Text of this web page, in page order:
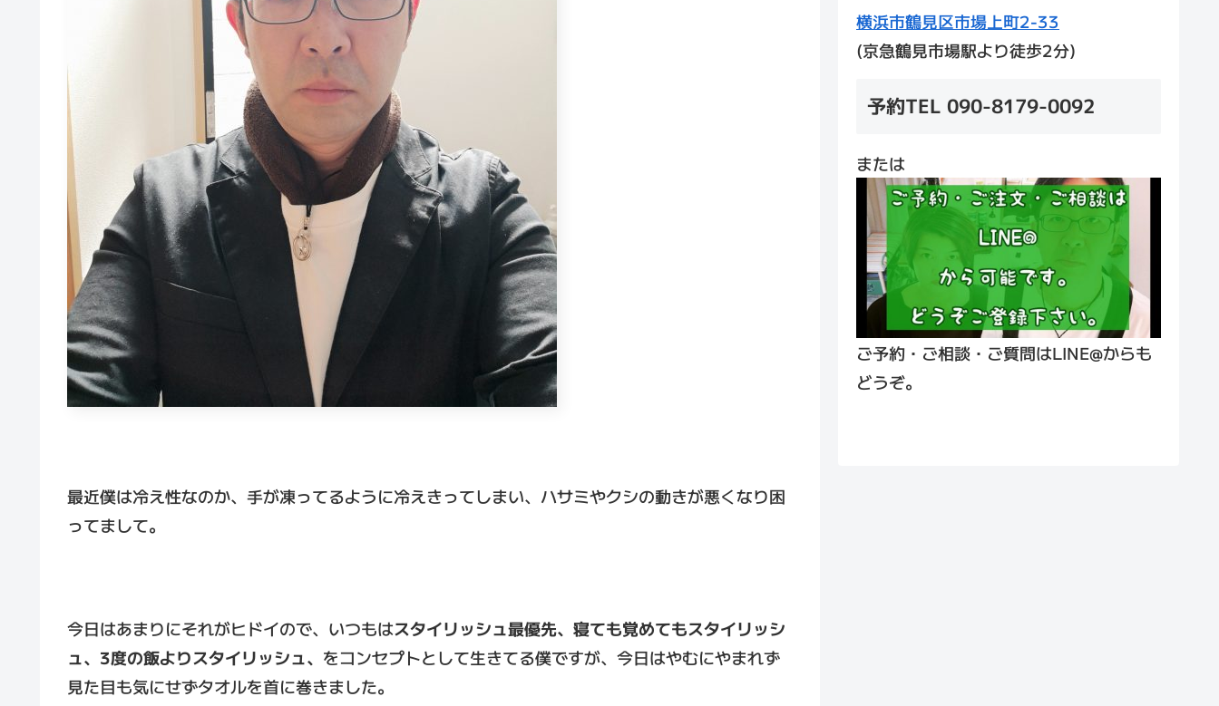
最近僕は冷え性なのか、手が凍ってるように冷えきってしまい、ハサミやクシの動きが悪くなり困
ってまして。
今日はあまりにそれがヒドイので、いつもはスタイリッシュ最優先、寝ても覚めてもスタイリッシ
ュ、3度の飯よりスタイリッシュ、 をコンセプトとして生きてる僕ですが、今日はやむにやまれず
見た目も気にせずタオルを首に巻きました。
横浜市鶴見区市場上町2-33
(京急鶴見市場駅より徒歩2分)
予約TEL 090-8179-0092
または
ご予約・ご相談・ご質問はLINE@からも
どうぞ。